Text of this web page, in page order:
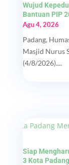
Wujud
Bantuan PIP
Agu 4, 2026
Padang,
Masjid Nurus
(4/8/2026)....
Siap
3 Kota